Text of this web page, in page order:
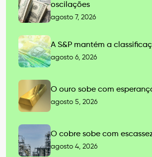
oscilações
agosto 7, 2026
A S&P mantém a
agosto 6, 2026
O ouro sobe com
agosto 5, 2026
O cobre sobe com
agosto 4, 2026